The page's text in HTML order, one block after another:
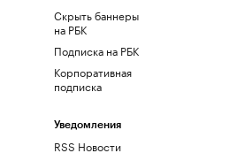
Скрыть баннеры
на РБК
Подписка на РБК
Корпоративная
подписка
Уведомления
RSS Новости